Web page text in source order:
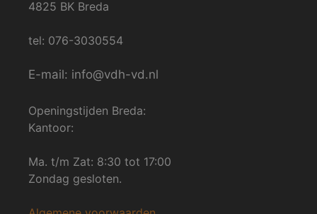
4825 BK Breda
tel: 076-3030554
E-mail: info@vdh-vd.nl
Openingstijden Breda:
Kantoor:
Ma. t/m Zat: 8:30 tot 17:00
Zondag gesloten.